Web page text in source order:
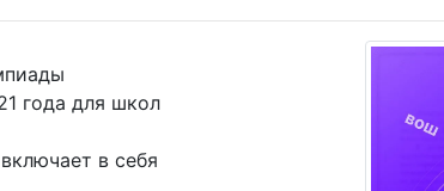
года для школ
в себя